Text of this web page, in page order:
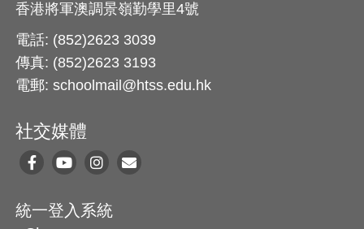
香港將軍澳調景嶺勤學里4號
電話: (852)2623 3039
傳真: (852)2623 3193
電郵: schoolmail@htss.edu.hk
社交媒體
統一登入系統